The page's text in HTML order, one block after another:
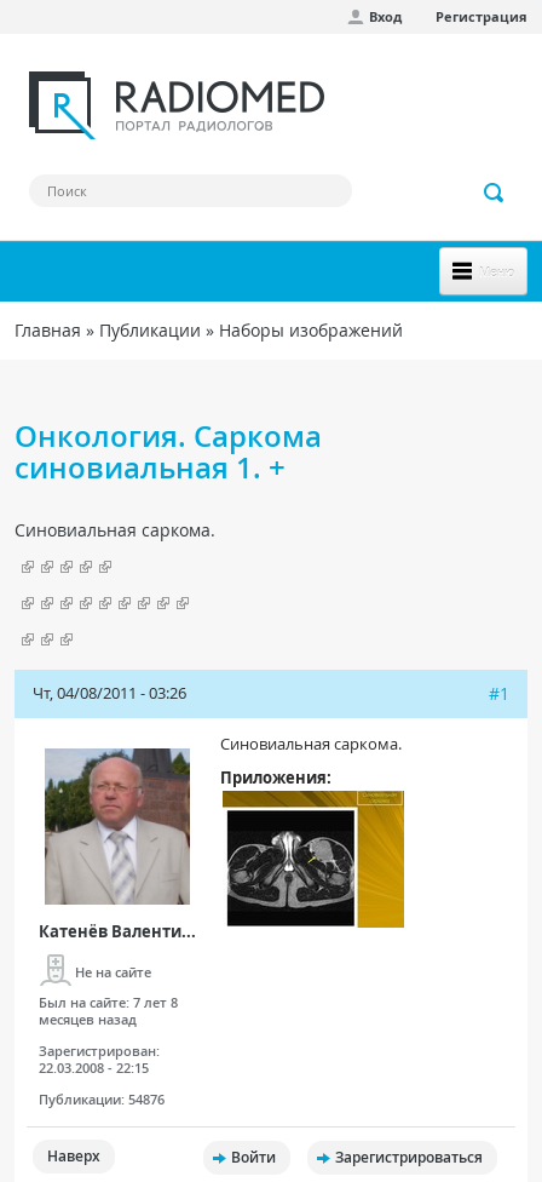
Вход Регистрация
Меню
НОВОЕ НА САЙТЕ
Форум
Чат RADIOMED
ОБРАЗОВАНИЕ
Интерактивные задания
Публикации
Видео
Журнал "Лучевая диагностика и терапия"
КНИЖНЫЙ МАГАЗИН
ПАЦИЕНТАМ
Где пройти обследование
Вы здесь
Главная » Публикации » Наборы изображений
Онкология. Саркома
синовиальная 1. +
Синовиальная саркома.
Чт, 04/08/2011 - 03:26 #1
Катенёв Валенти...
Не на сайте
Был на сайте: 7 лет 8
месяцев назад
Зарегистрирован:
22.03.2008 - 22:15
Публикации: 54876
Синовиальная саркома.
Приложения:
Наверх Войти Зарегистрироваться